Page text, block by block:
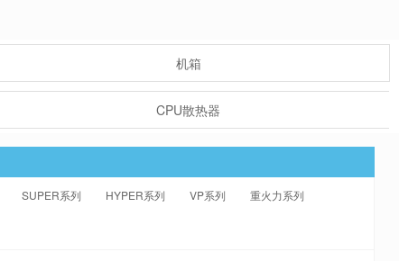
机箱
CPU散热器
SUPER系列 HYPER系列 VP系列 重火力系列